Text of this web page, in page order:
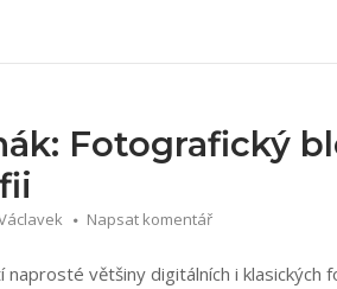
Fotografický
Napsat komentář
naprosté většiny digitálních i